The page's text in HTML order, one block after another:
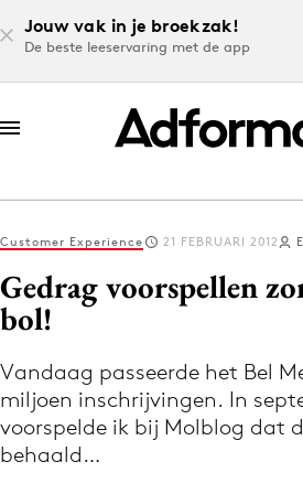
Jouw vak in je broekzak!
De beste leeservaring met de app
Log in
Volg het laatste nieuws
Nieuws
Customer Experience 21 FEBRUARI 2012
Gedrag voorspellen
bol!
Vandaag passeerde het Bel
miljoen inschrijvingen. In
voorspelde ik bij Molblog dat
behaald…